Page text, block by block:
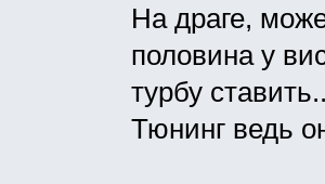
На драге,
половина у
турбу
Тюнинг ведь